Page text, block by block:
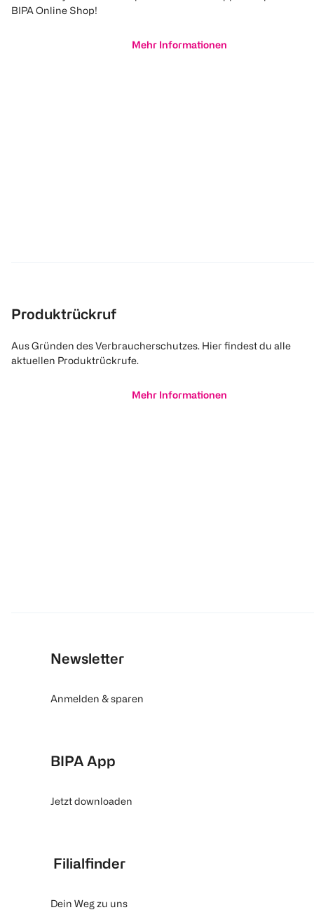
BIPA Online Shop!
Mehr Informationen
Produktrückruf
Aus Gründen des Verbraucherschutzes. Hier findest du alle
aktuellen Produktrückrufe.
Mehr Informationen
Newsletter
Anmelden & sparen
BIPA App
Jetzt downloaden
Filialfinder
Dein Weg zu uns